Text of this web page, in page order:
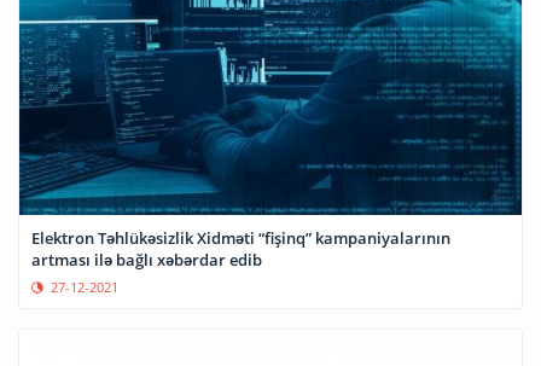
Elektron Təhlükəsizlik Xidməti “fişinq” kampaniyalarının
artması ilə bağlı xəbərdar edib
27-12-2021